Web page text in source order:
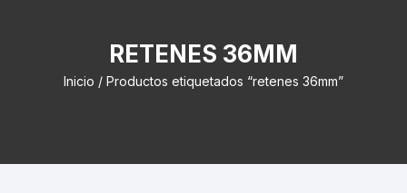
RETENES 36MM
Inicio / Productos etiquetados “retenes 36mm”